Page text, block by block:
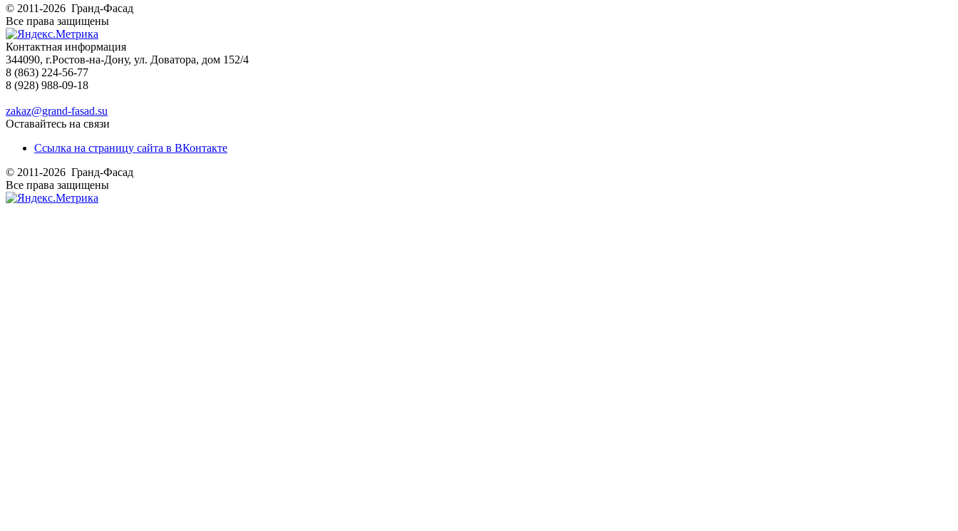
© 2011-2026 Гранд-Фасад
Все права защищены
Контактная информация
344090, г.Ростов-на-Дону, ул. Доватора, дом 152/4
8 (863) 224-56-77
8 (928) 988-09-18
zakaz@grand-fasad.su
Оставайтесь на связи
Ссылка на страницу сайта в ВКонтакте
© 2011-2026 Гранд-Фасад
Все права защищены